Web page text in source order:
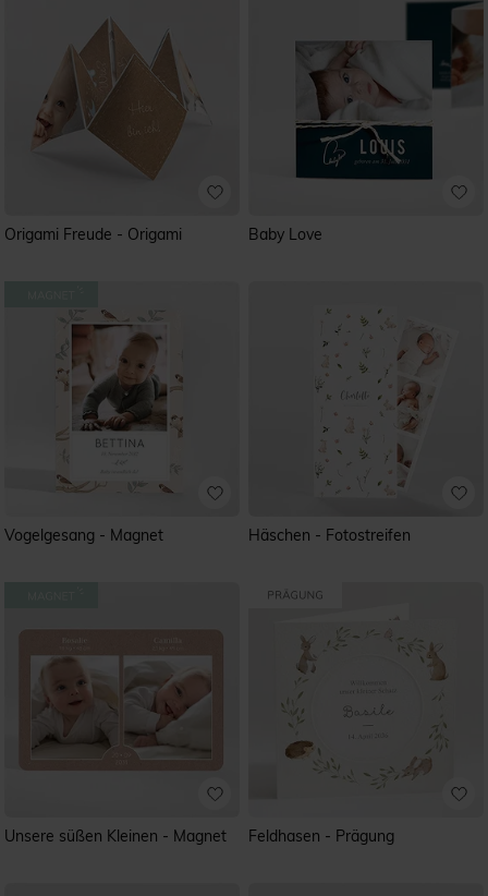
Origami Freude - Origami Baby Love
Vogelgesang - Magnet Häschen - Fotostreifen
Unsere süßen Kleinen - Magnet Feldhasen - Prägung